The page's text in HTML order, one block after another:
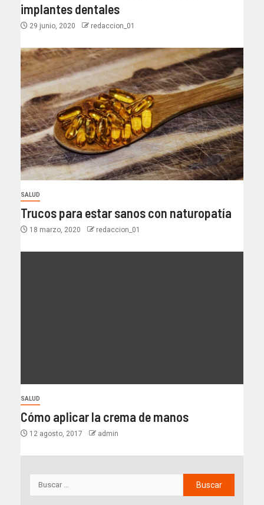
implantes dentales
29 junio, 2020 redaccion_01
SALUD
Trucos para estar sanos con naturopatía
18 marzo, 2020 redaccion_01
SALUD
Cómo aplicar la crema de manos
12 agosto, 2017 admin